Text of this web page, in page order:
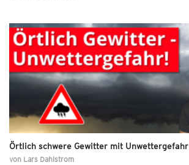
Örtlich schwere Gewitter mit Unwettergefahr
von Lars Dahlstrom